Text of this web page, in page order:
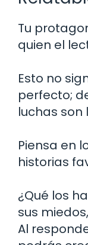
Tu
quien el
Esto no
perfecto;
luchas son
Piensa en
historias
¿Qué los
sus
Al